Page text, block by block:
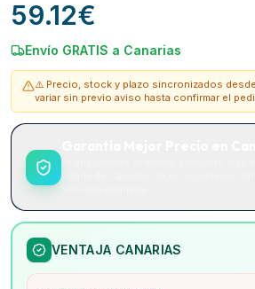
59.12€
Envío GRATIS a Canarias
⚠️ Precio, stock y plazo sincronizados
variar sin previo aviso hasta confirmar el
VENTAJA CANARIAS